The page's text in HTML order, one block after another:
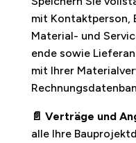
mit Kontaktperson,
Material- und
ende sowie
mit Ihrer
📄 Verträge und
alle Ihre